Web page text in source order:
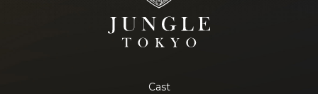
Cast